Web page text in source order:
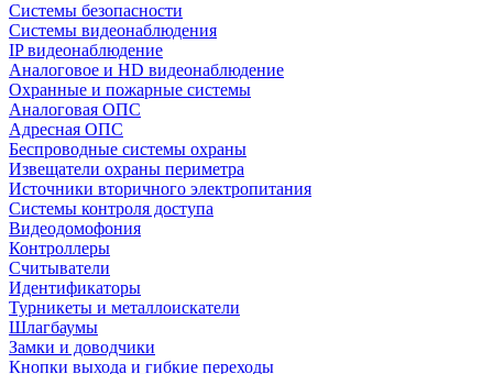
Системы безопасности
Системы видеонаблюдения
IP видеонаблюдение
Аналоговое и HD видеонаблюдение
Охранные и пожарные системы
Аналоговая ОПС
Адресная ОПС
Беспроводные системы охраны
Извещатели охраны периметра
Источники вторичного электропитания
Системы контроля доступа
Видеодомофония
Контроллеры
Считыватели
Идентификаторы
Турникеты и металлоискатели
Шлагбаумы
Замки и доводчики
Кнопки выхода и гибкие переходы